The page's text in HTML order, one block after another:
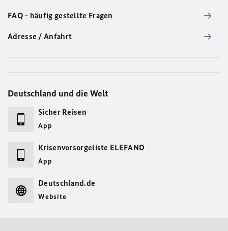
FAQ - häufig gestellte Fragen
Adresse / Anfahrt
Deutschland und die Welt
Sicher Reisen
App
Krisenvorsorgeliste ELEFAND
App
Deutschland.de
Website